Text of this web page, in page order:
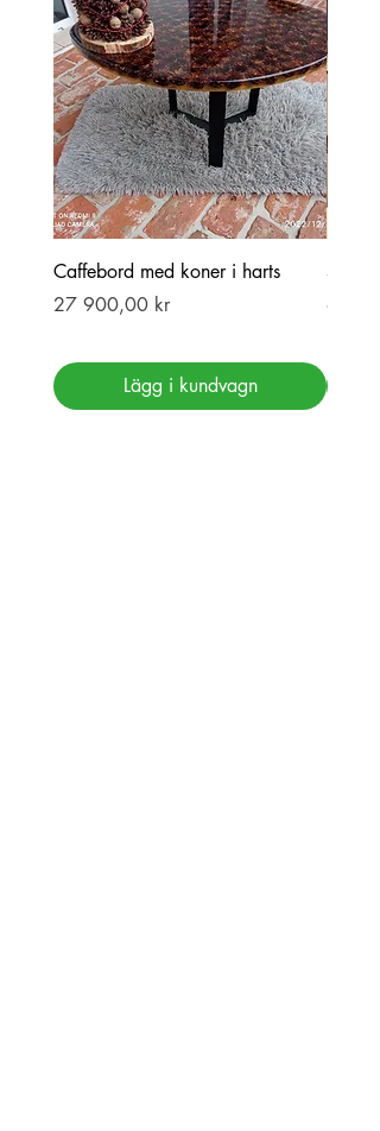
Caffebord med koner i harts
Pris
27 900,00 kr
Lägg i kundvagn
Stor
Pris
69